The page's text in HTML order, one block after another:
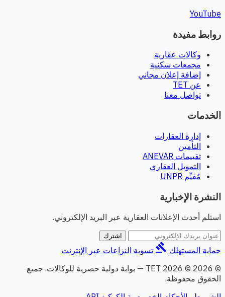
YouTube
روابط مفيدة
وكالات عقارية
مجمعات سكنية
إضافة إعلان مجاني
عن TET
تواصل معنا
الخدمات
إدارة العقارات
التأمين
تقييمات ANEVAR
التمويل العقاري
مُقيِّم UNPR
النشرة الإخبارية
استلم أحدث الإعلانات العقارية عبر البريد الإلكتروني.
اشترك
حماية المستهلك gavel تسوية النزاعات عبر الإنترنت
© 2026 © 2026 TET — بوابة دولية حصرية للوكالات. جميع
الحقوق محفوظة.